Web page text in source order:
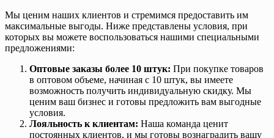
Мы ценим наших клиентов и стремимся предоставить им
максимальные выгоды. Ниже представлены условия, при
которых вы можете воспользоваться нашими специальными
предложениями:
Оптовые заказы более 10 штук: При покупке товаров
в оптовом объеме, начиная с 10 штук, вы имеете
возможность получить индивидуальную скидку. Мы
ценим ваш бизнес и готовы предложить вам выгодные
условия.
Лояльность к клиентам: Наша команда ценит
постоянных клиентов, и мы готовы вознаградить вашу